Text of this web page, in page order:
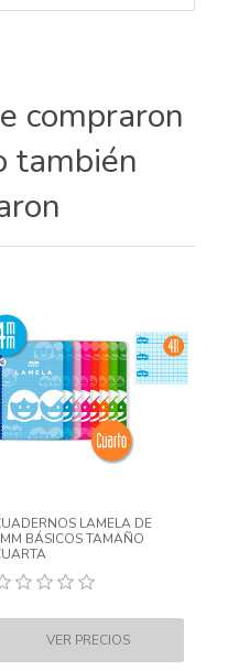
compraron
también
LAMELA DE
BÁSICOS TAMAÑO